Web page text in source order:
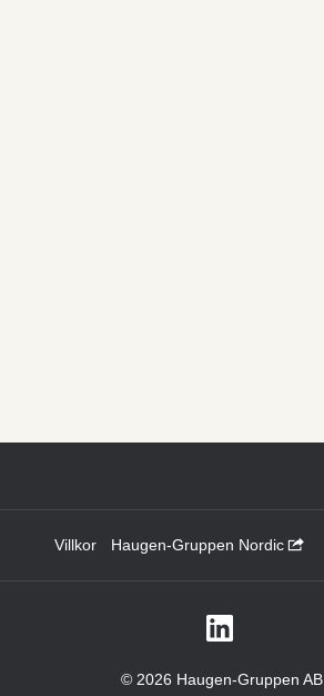
Villkor Haugen-Gruppen Nordic
© 2026 Haugen-Gruppen AB